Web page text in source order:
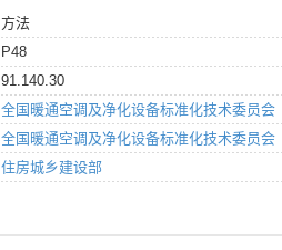
方法
P48
91.140.30
全国暖通空调及净化设备标准化技术委员会
全国暖通空调及净化设备标准化技术委员会
住房城乡建设部